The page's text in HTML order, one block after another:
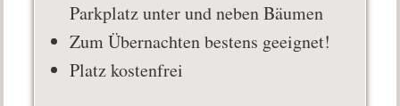
Parkplatz unter und neben Bäumen
Zum Übernachten bestens geeignet!
Platz kostenfrei